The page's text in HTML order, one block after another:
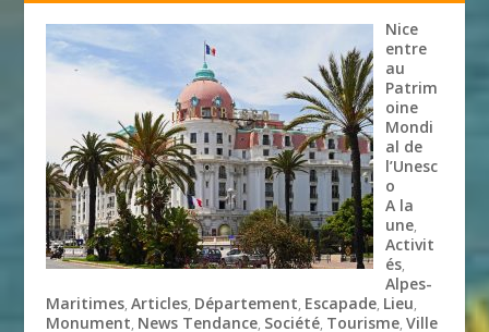
Nice
entre
au
Patrim
oine
Mondi
al de
l’Unesc
o
A la
une,
Activit
és,
Alpes-
Maritimes,Articles, Département, Escapade, Lieu,
Monument, News Tendance, Société, Tourisme,Ville